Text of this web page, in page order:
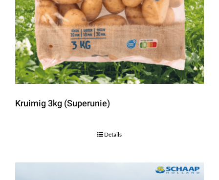
Kruimig 3kg (Superunie)
Details